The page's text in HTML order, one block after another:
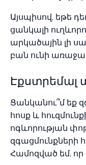
Այսպիսով, եթե
ցանկալի
արկածային լի
բան ունի
Էքստրեմալ
Ցանկանու՞մ եք
հոսք և
ոգևորության
զգացմունքների
Համոզված եմ, որ